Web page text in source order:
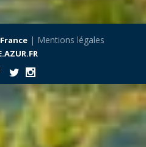
| Mentions légales